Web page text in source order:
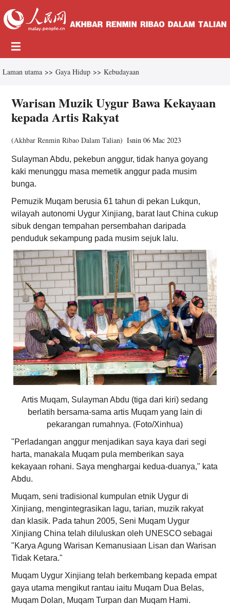
Laman utama >> Gaya Hidup >> Kebudayaan
Warisan Muzik Uygur Bawa Kekayaan
kepada Artis Rakyat
(Akhbar Renmin Ribao Dalam Talian) Isnin 06 Mac 2023
Sulayman Abdu, pekebun anggur, tidak hanya goyang
kaki menunggu masa memetik anggur pada musim
bunga.
Pemuzik Muqam berusia 61 tahun di pekan Lukqun,
wilayah autonomi Uygur Xinjiang, barat laut China cukup
sibuk dengan tempahan persembahan daripada
penduduk sekampung pada musim sejuk lalu.
Artis Muqam, Sulayman Abdu (tiga dari kiri) sedang
berlatih bersama-sama artis Muqam yang lain di
pekarangan rumahnya. (Foto/Xinhua)
"Perladangan anggur menjadikan saya kaya dari segi
harta, manakala Muqam pula memberikan saya
kekayaan rohani. Saya menghargai kedua-duanya," kata
Abdu.
Muqam, seni tradisional kumpulan etnik Uygur di
Xinjiang, mengintegrasikan lagu, tarian, muzik rakyat
dan klasik. Pada tahun 2005, Seni Muqam Uygur
Xinjiang China telah diluluskan oleh UNESCO sebagai
"Karya Agung Warisan Kemanusiaan Lisan dan Warisan
Tidak Ketara."
Muqam Uygur Xinjiang telah berkembang kepada empat
gaya utama mengikut rantau iaitu Muqam Dua Belas,
Muqam Dolan, Muqam Turpan dan Muqam Hami.